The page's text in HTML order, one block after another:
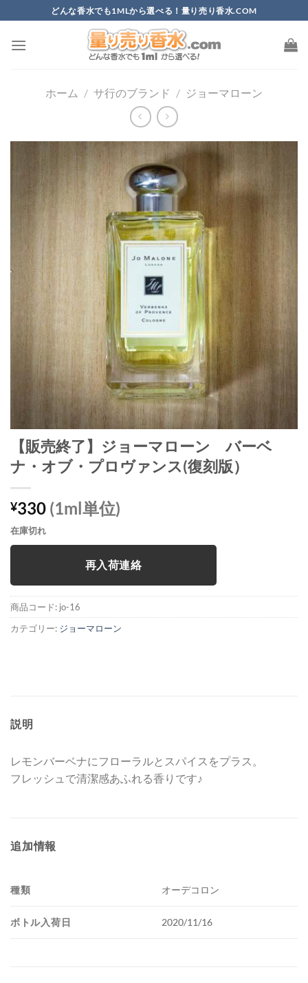
to
content
どんな香水でも1MLから選べる！量り売り香水.COM
ホーム / サ行のブランド / ジョーマローン
【販売終了】ジョーマローン バーベ
ナ・オブ・プロヴァンス(復刻版）
¥330 (1ml単位)
在庫切れ
再入荷連絡
商品コード: jo-16
カテゴリー: ジョーマローン
説明
レモンバーベナにフローラルとスパイスをプラス。
フレッシュで清潔感あふれる香りです♪
追加情報
種類 オーデコロン
ボトル入荷日 2020/11/16